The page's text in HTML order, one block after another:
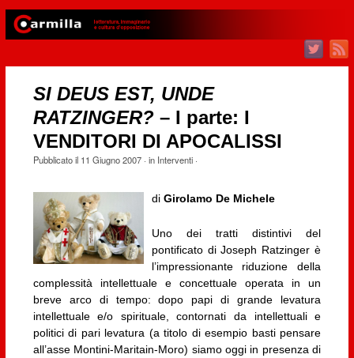
SI DEUS EST, UNDE
RATZINGER?– I parte: I
VENDITORI DI APOCALISSI
Pubblicato il 11 Giugno 2007· in Interventi·
di Girolamo De Michele
Uno dei tratti distintivi del
pontificato di Joseph Ratzinger è
l’impressionante riduzione della
complessità intellettuale e concettuale operata in un
breve arco di tempo: dopo papi di grande levatura
intellettuale e/o spirituale, contornati da intellettuali e
politici di pari levatura (a titolo di esempio basti pensare
all’asse Montini-Maritain-Moro) siamo oggi in presenza di